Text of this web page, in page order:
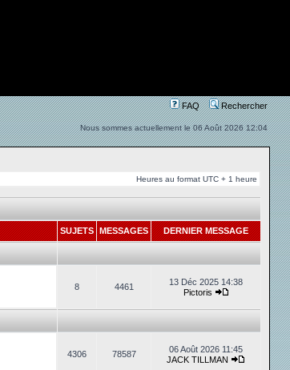
FAQ Rechercher
Nous sommes actuellement le 06 Août 2026 12:04
Heures au format UTC + 1 heure
SUJETSMESSAGES DERNIER MESSAGE
8 4461
13 Déc 2025 14:38
Pictoris
4306 78587
06 Août 2026 11:45
JACK TILLMAN